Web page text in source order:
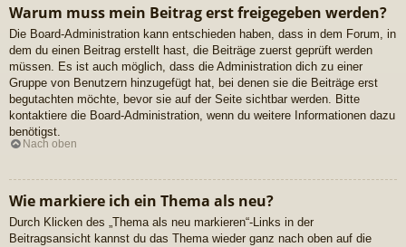
Warum muss mein Beitrag erst freigegeben werden?
Die Board-Administration kann entschieden haben, dass in dem Forum, in
dem du einen Beitrag erstellt hast, die Beiträge zuerst geprüft werden
müssen. Es ist auch möglich, dass die Administration dich zu einer
Gruppe von Benutzern hinzugefügt hat, bei denen sie die Beiträge erst
begutachten möchte, bevor sie auf der Seite sichtbar werden. Bitte
kontaktiere die Board-Administration, wenn du weitere Informationen dazu
benötigst.
Nach oben
Wie markiere ich ein Thema als neu?
Durch Klicken des „Thema als neu markieren“-Links in der
Beitragsansicht kannst du das Thema wieder ganz nach oben auf die